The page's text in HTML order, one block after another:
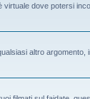
dove potersi
altro